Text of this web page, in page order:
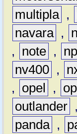
multipla ,
navara ,
,
note ,
nv400 ,
,
opel ,
outlander ,
panda ,